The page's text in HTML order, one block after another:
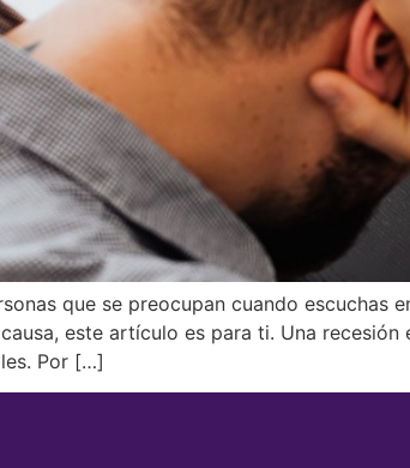
que se preocupan cuando
este artículo es para ti. Una
Por […]